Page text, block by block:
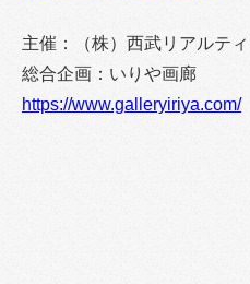
主催：（株）西武リアルテ
総合企画：いりや画廊
https://www.galleryiriya.com/